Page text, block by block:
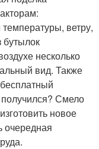
Ромашка из
бутылки
ветру,
несколько
вид. Также
Смело
новое
очередная